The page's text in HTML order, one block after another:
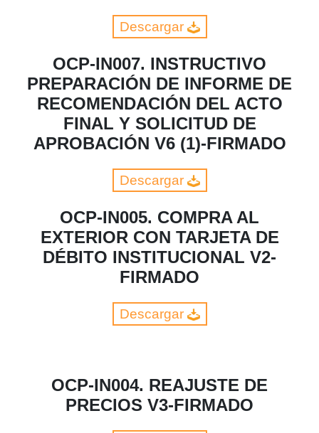
Descargar
OCP-IN007. INSTRUCTIVO
PREPARACIÓN DE INFORME DE
RECOMENDACIÓN DEL ACTO
FINAL Y SOLICITUD DE
APROBACIÓN V6 (1)-FIRMADO
Descargar
OCP-IN005. COMPRA AL
EXTERIOR CON TARJETA DE
DÉBITO INSTITUCIONAL V2-
FIRMADO
Descargar
OCP-IN004. REAJUSTE DE
PRECIOS V3-FIRMADO